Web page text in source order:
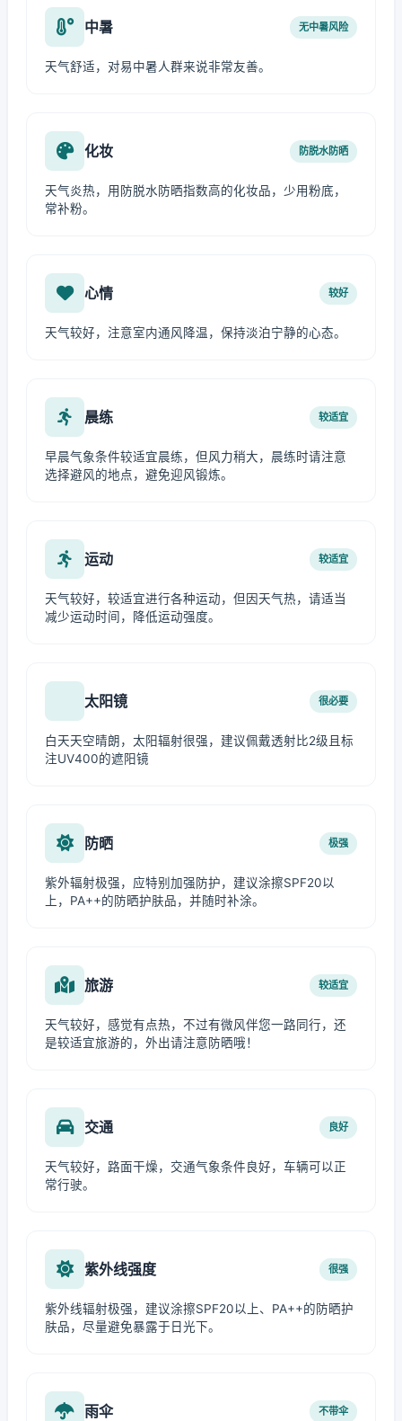
中暑 无中暑风险
天气舒适，对易中暑人群来说非常友善。
化妆 防脱水防晒
天气炎热，用防脱水防晒指数高的化妆品，少用粉底，
常补粉。
心情 较好
天气较好，注意室内通风降温，保持淡泊宁静的心态。
晨练 较适宜
早晨气象条件较适宜晨练，但风力稍大，晨练时请注意
选择避风的地点，避免迎风锻炼。
运动 较适宜
天气较好，较适宜进行各种运动，但因天气热，请适当
减少运动时间，降低运动强度。
太阳镜 很必要
白天天空晴朗，太阳辐射很强，建议佩戴透射比2级且标
注UV400的遮阳镜
防晒 极强
紫外辐射极强，应特别加强防护，建议涂擦SPF20以
上，PA++的防晒护肤品，并随时补涂。
旅游 较适宜
天气较好，感觉有点热，不过有微风伴您一路同行，还
是较适宜旅游的，外出请注意防晒哦！
交通 良好
天气较好，路面干燥，交通气象条件良好，车辆可以正
常行驶。
紫外线强度 很强
紫外线辐射极强，建议涂擦SPF20以上、PA++的防晒护
肤品，尽量避免暴露于日光下。
雨伞 不带伞